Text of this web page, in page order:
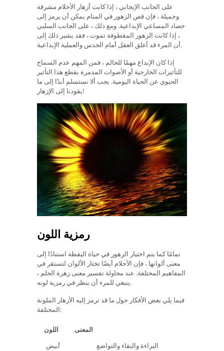
على الجانب الإيجابي ، إذا كانت أزهار الأحلام مشرقة
وجميلة ، فإن قص الزهور في المنام يمكن أن يرمز إلى
حصاد المساعي الإبداعية. ومع ذلك ، على الجانب السلبي
، إذا كانت الزهور المقطوفة تموت ، فقد يشير ذلك إلى
أن المرء قد أغلق العقل أمام الحدس والعملية الإبداعية.
إذا كان الإبداع مهمًا للحالم ، فمن المهم عدم السماح
للتأثيرات الخارجية أو الأصوات المدمرة بقطع هذا التأثير
الحيوي عن الحياة اليومية. يجب ألا نستسلم أبدًا إلى ما
يقودنا إلى الإزهار!
رمزية اللون
تمامًا كما يتم اختيار الزهور في حياة اليقظة استنادًا إلى
معنى ألوانها ، فإن الأحلام أيضًا تختار الألوان لتستقر في
المفاهيم المختلفة. عند محاولة تفسير معنى زهرة الحلم ،
ينبغي للمرء أن ينظر في رمزية لونه.
فيما يلي بعض الأفكار حول ما قد ترمز إليه الأزهار الملونة
المختلفة:
اللون
المعنى
أبيض
البراءة والنقاء والتواضع